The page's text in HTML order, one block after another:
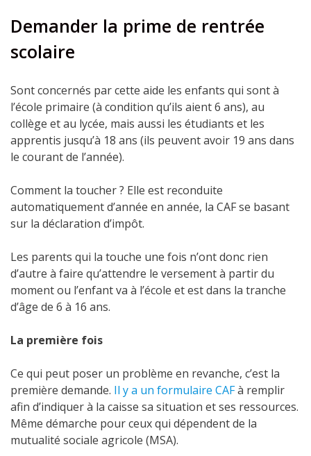
Demander la prime de rentrée
scolaire
Sont concernés par cette aide les enfants qui sont à
l’école primaire (à condition qu’ils aient 6 ans), au
collège et au lycée, mais aussi les étudiants et les
apprentis jusqu’à 18 ans (ils peuvent avoir 19 ans dans
le courant de l’année).
Comment la toucher ? Elle est reconduite
automatiquement d’année en année, la CAF se basant
sur la déclaration d’impôt.
Les parents qui la touche une fois n’ont donc rien
d’autre à faire qu’attendre le versement à partir du
moment ou l’enfant va à l’école et est dans la tranche
d’âge de 6 à 16 ans.
La première fois
Ce qui peut poser un problème en revanche, c’est la
première demande. Il y a un formulaire CAFà remplir
afin d’indiquer à la caisse sa situation et ses ressources.
Même démarche pour ceux qui dépendent de la
mutualité sociale agricole (MSA).